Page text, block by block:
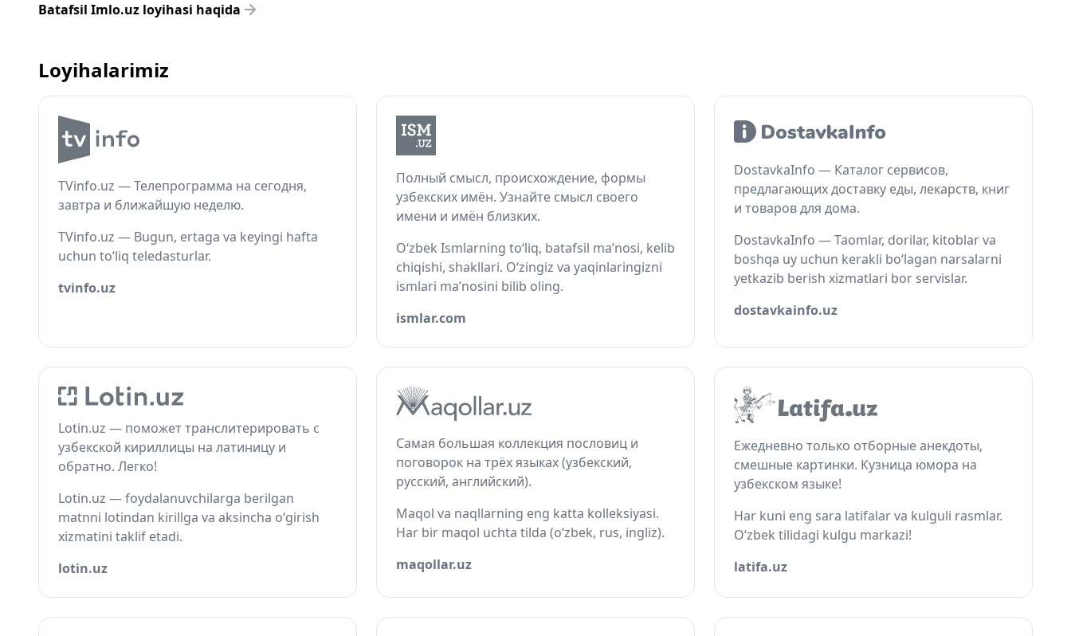
Batafsil Imlo.uz loyihasi haqida
Loyihalarimiz
TVinfo.uz — Телепрограмма на сегодня,
завтра и ближайшую неделю.
TVinfo.uz — Bugun, ertaga va keyingi hafta
uchun to‘liq teledasturlar.
tvinfo.uz
Полный смысл, происхождение, формы
узбекских имён. Узнайте смысл своего
имени и имён близких.
O‘zbek Ismlarning to‘liq, batafsil ma’nosi, kelib
chiqishi, shakllari. O‘zingiz va yaqinlaringizni
ismlari ma’nosini bilib oling.
ismlar.com
DostavkaInfo — Каталог сервисов,
предлагающих доставку еды, лекарств, книг
и товаров для дома.
DostavkaInfo — Taomlar, dorilar, kitoblar va
boshqa uy uchun kerakli bo‘lagan narsalarni
yetkazib berish xizmatlari bor servislar.
dostavkainfo.uz
Lotin.uz — поможет транслитерировать с
узбекской кириллицы на латиницу и
обратно. Легко!
Lotin.uz — foydalanuvchilarga berilgan
matnni lotindan kirillga va aksincha o‘girish
xizmatini taklif etadi.
lotin.uz
Самая большая коллекция пословиц и
поговорок на трёх языках (узбекский,
русский, английский).
Maqol va naqllarning eng katta kolleksiyasi.
Har bir maqol uchta tilda (o‘zbek, rus, ingliz).
maqollar.uz
Ежедневно только отборные анекдоты,
смешные картинки. Кузница юмора на
узбекском языке!
Har kuni eng sara latifalar va kulguli rasmlar.
O‘zbek tilidagi kulgu markazi!
latifa.uz